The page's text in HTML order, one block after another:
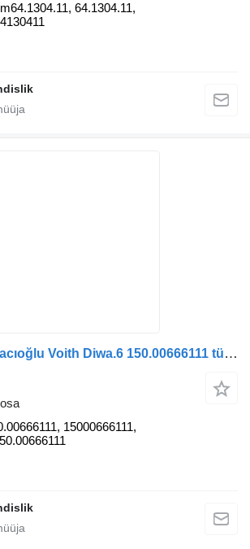
64.1304.11,
Drive Cover Baltacıoğlu Voith Diwa.6 150.00666111 tüübi jaoks bussi
15000666111,